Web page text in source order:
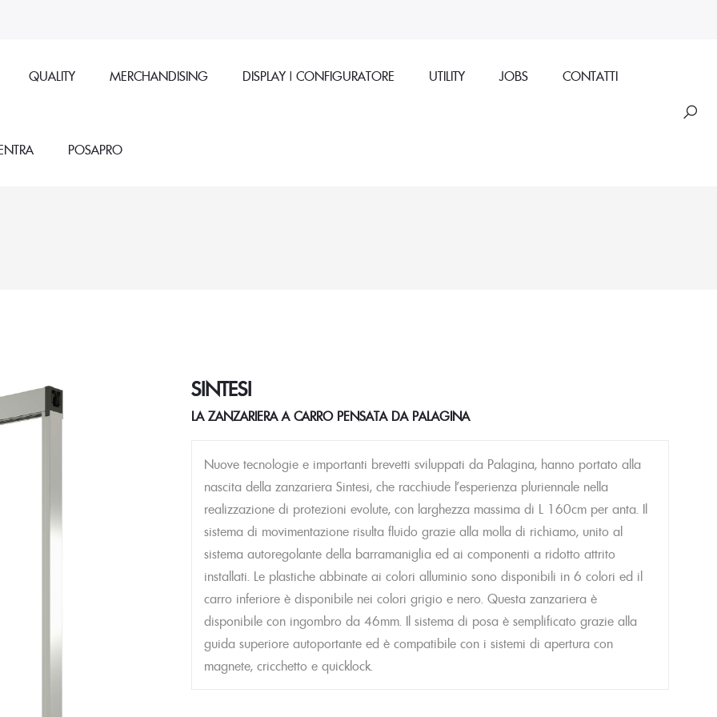
QUALITY MERCHANDISING DISPLAY | CONFIGURATORE UTILITY JOBS CONTATTI
POSAPRO
SINTESI
LA ZANZARIERA A CARRO PENSATA DA PALAGINA
Nuove tecnologie e importanti brevetti sviluppati da Palagina, hanno portato alla
nascita della zanzariera Sintesi, che racchiude l’esperienza pluriennale nella
realizzazione di protezioni evolute, con larghezza massima di L 160cm per anta. Il
sistema di movimentazione risulta fluido grazie alla molla di richiamo, unito al
sistema autoregolante della barramaniglia ed ai componenti a ridotto attrito
installati. Le plastiche abbinate ai colori alluminio sono disponibili in 6 colori ed il
carro inferiore è disponibile nei colori grigio e nero. Questa zanzariera è
disponibile con ingombro da 46mm. Il sistema di posa è semplificato grazie alla
guida superiore autoportante ed è compatibile con i sistemi di apertura con
magnete, cricchetto e quicklock.